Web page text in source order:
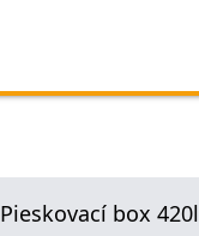
Pieskovací box 420l